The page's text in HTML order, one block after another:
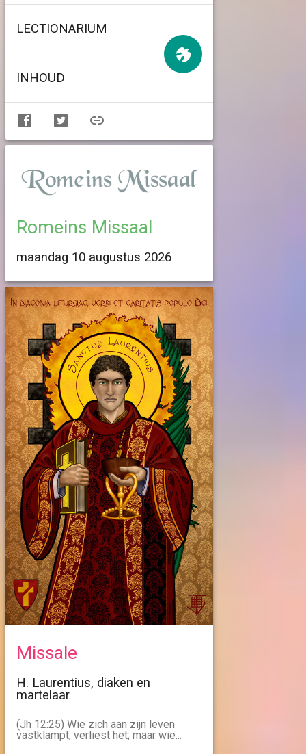
LECTIONARIUM
INHOUD
Romeins Missaal
maandag 10 augustus 2026
Missale
H. Laurentius, diaken en
martelaar
(Jh 12:25) Wie zich aan zijn leven
vastklampt, verliest het; maar wie...